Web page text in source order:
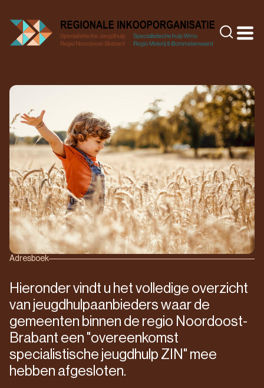
naar
inhoud
Adresboek
Hieronder vindt u het volledige overzicht
van jeugdhulpaanbieders waar de
gemeenten binnen de regio Noordoost-
Brabant een "overeenkomst
specialistische jeugdhulp ZIN" mee
hebben afgesloten.